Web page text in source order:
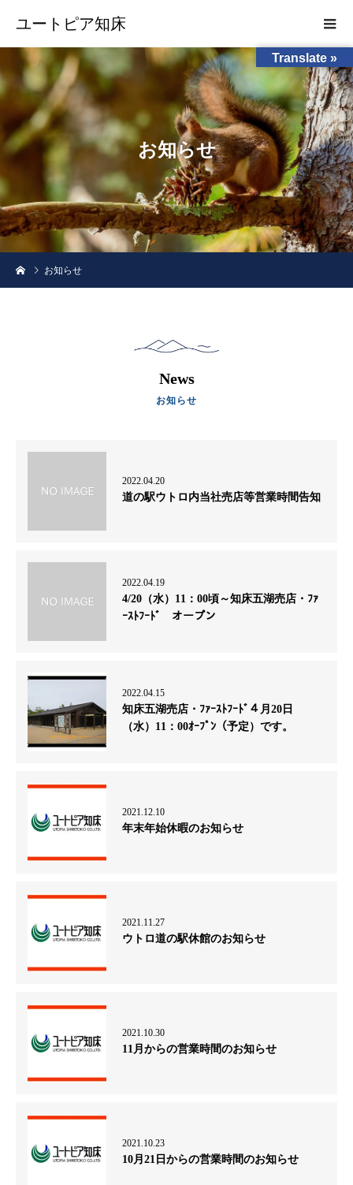
ユートピア知床
お知らせ
お知らせ
News
2022.04.20
道の駅ウトロ内当社売店等営業時間告知
2022.04.19
4/20（水）11：00頃～知床五湖売店・ﾌｧ
ｰｽﾄﾌｰﾄﾞ オープン
2022.04.15
知床五湖売店・ﾌｧｰｽﾄﾌｰﾄﾞ４月20日
（水）11：00ｵｰﾌﾟﾝ（予定）です。
2021.12.10
年末年始休暇のお知らせ
2021.11.27
ウトロ道の駅休館のお知らせ
2021.10.30
11月からの営業時間のお知らせ
2021.10.23
10月21日からの営業時間のお知らせ
Translate »